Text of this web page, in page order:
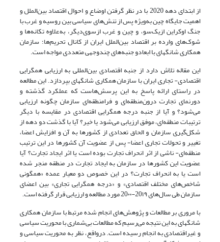
از ابتدای دهه 2020 با در نظر گرفتن اوضاع و احوال اقتصاد بین‌الملل و
اهمیت جایگاه چین به‌ویژه پس از تنش‌های سیاسی بین روسیه و غرب با
جنگ اوکراین از‌یک‌سو، و چین و غرب از‌سوی‌دیگر، به‌علاوه تکانه‌ها و
شوک‌های وارده بر اقتصاد بین‌الملل ایران از کانال تحریم‌ها؛ سازمان
همکاری شانگهای با ابعادو جنبه‌های چندوجهی متعددی مواجه است.
این مقاله تلاش دارد از جنبه اقتصادی بین‌المللی به ارزیابی همگرایی
اقتصادی- تجاری ایران با سازمان همکاری شانگهای بپردازد. این مطالعه
در راستای ارائه پاسخ به این پرسش‌هاست که عملکرد گذشته و
دورنمای تجارت درون‌منطقه‌ای و فرامنطقه‌ای سازمان چگونه ارزیابی
می‌شود؟ و آیا از جنبه درجه همگرایی اقتصادی در مقایسه با دیگر
ترتیبات منطقه‌ای، موفق ارزیابی می‌شود یا خیر؟ آیا با گذشت دو دهه از
شکل‌گیری سازمان و الحاق تعدادی از کشورها به آن و افزایش اعضا،
تغییر و تحولات تجاری اعضا- پس از عضویت آن کشورها در این ترتیب
منطقه‌ای- ناشی از اثر انحراف تجارت بوده است یا اثر ایجاد تجارت؟ آیا
عضویت این کشورها در سازمان به ایجاد تجارت در منطقه منجر شده
است یا به انحراف تجارت؟ در این خصوص دو معیار عمده «همگونی
شاخص‌های مختلف اقتصادی» و «درجه همگرایی تجاری» بین اعضای
سازمان طی سال‌های 20۱۹-20۰۰ مورد مطالعه و ارزیابی قرار گرفته است.
با مروری بر مطالعات و پژوهش‌های انجام شده مرتبط با سازمان همکاری
شانگهای به این نتیجه می‌رسیم که مطالعات بی‌شماری با محوریت سیاسی
و غیراقتصادی به انجام رسیده است. درواقع، نظر به محوریت سیاسی و